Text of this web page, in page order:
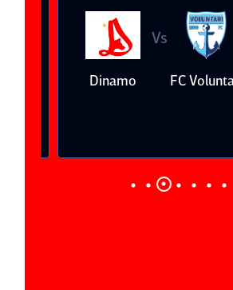
Dinamo FC Voluntari